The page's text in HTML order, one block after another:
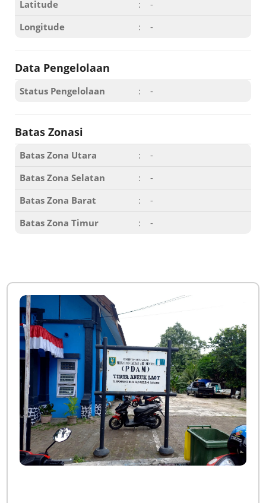
Latitude :
-
Longitude
: -
Data Pengelolaan
Status Pengelolaan : -
Batas Zonasi
Batas Zona Utara :
-
Batas Zona Selatan
:
-
Batas Zona Barat
:
-
Batas Zona Timur
: -